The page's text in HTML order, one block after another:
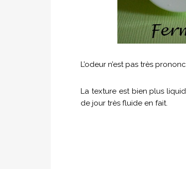
L’odeur n’est pas très
La texture est bien plus
de jour très fluide en fait.